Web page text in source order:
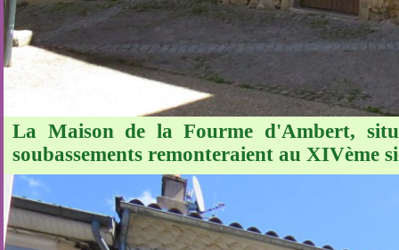
La Maison de la Fourme d'Ambert,
soubassements remonteraient au XIVème